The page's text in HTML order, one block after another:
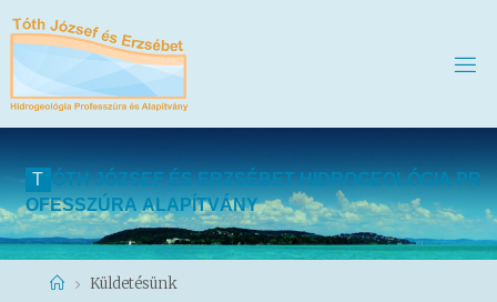
T ÓT H J ÓZS E F ÉS E RZSÉ BET H DROG EOLÓG A P R
OFESSZÚ RA ALAPÍTVÁNY
HomeKüldetésünk